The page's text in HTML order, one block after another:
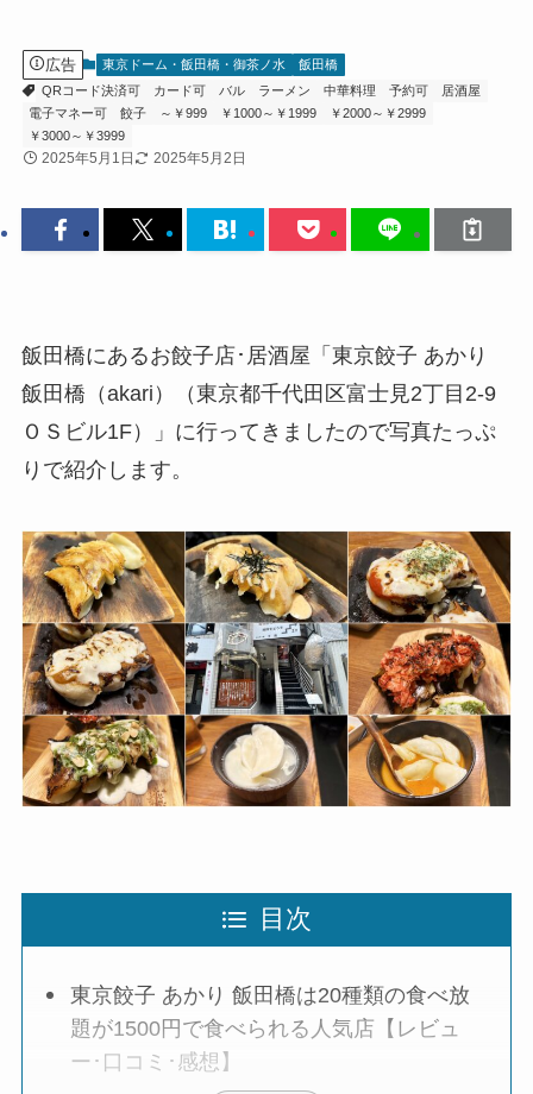
広告 東京ドーム・飯田橋・御茶ノ水
飯田橋
QRコード決済可
カード可 バル ラーメン 中華料理 予約可
居酒屋
電子マネー可
餃子 ～￥999 ￥1000～￥1999
￥2000～￥2999
￥3000～￥3999
2025年5月1日 2025年5月2日
飯田橋にあるお餃子店･居酒屋「東京餃子 あかり
飯田橋（akari）（東京都千代田区富士見2丁目2-9
ＯＳビル1F）」に行ってきましたので写真たっぷ
りで紹介します。
目次
東京餃子 あかり 飯田橋は20種類の食べ放
題が1500円で食べられる人気店【レビュ
ー･口コミ･感想】